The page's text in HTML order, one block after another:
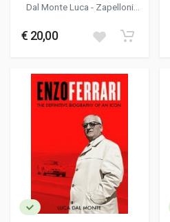
Dal Monte Luca - Zapelloni
€ 20,00